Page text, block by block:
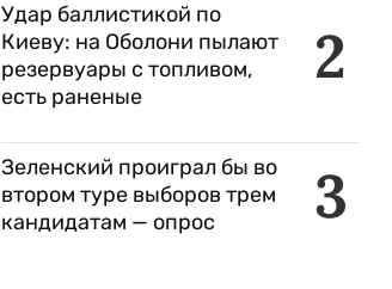
2
Удар баллистикой по
Киеву: на Оболони пылают
резервуары с топливом,
есть раненые
3
Зеленский проиграл бы во
втором туре выборов трем
кандидатам — опрос